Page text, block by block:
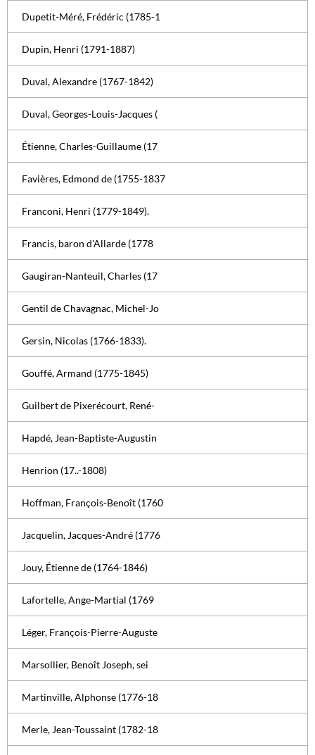
Dupetit-Méré, Frédéric (1785-1
Dupin, Henri (1791-1887)
Duval, Alexandre (1767-1842)
Duval, Georges-Louis-Jacques (
Étienne, Charles-Guillaume (17
Favières, Edmond de (1755-1837
Franconi, Henri (1779-1849).
Francis, baron d'Allarde (1778
Gaugiran-Nanteuil, Charles (17
Gentil de Chavagnac, Michel-Jo
Gersin, Nicolas (1766-1833).
Gouffé, Armand (1775-1845)
Guilbert de Pixerécourt, René-
Hapdé, Jean-Baptiste-Augustin
Henrion (17..-1808)
Hoffman, François-Benoît (1760
Jacquelin, Jacques-André (1776
Jouy, Étienne de (1764-1846)
Lafortelle, Ange-Martial (1769
Léger, François-Pierre-Auguste
Marsollier, Benoît Joseph, sei
Martinville, Alphonse (1776-18
Merle, Jean-Toussaint (1782-18